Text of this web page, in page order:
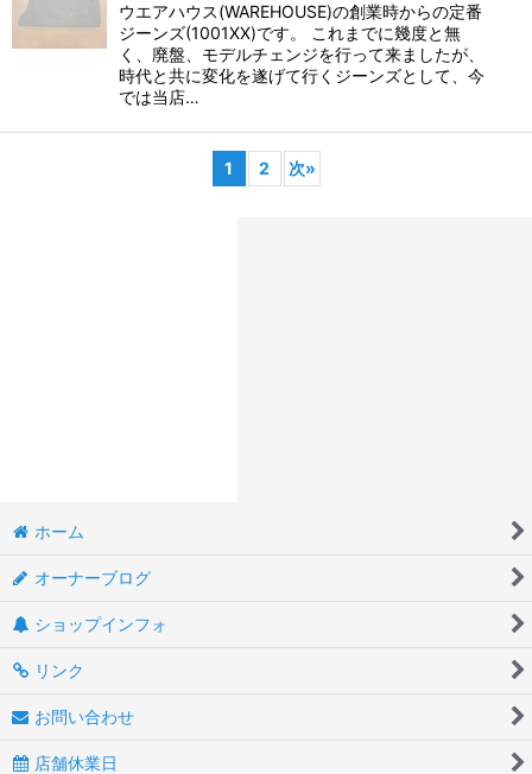
ウエアハウス(WAREHOUSE)の創業時からの定番
ジーンズ(1001XX)です。 これまでに幾度と無
く、廃盤、モデルチェンジを行って来ましたが、
時代と共に変化を遂げて行くジーンズとして、今
では当店…
1 2 次»
ホーム
オーナーブログ
ショップインフォ
リンク
お問い合わせ
店舗休業日